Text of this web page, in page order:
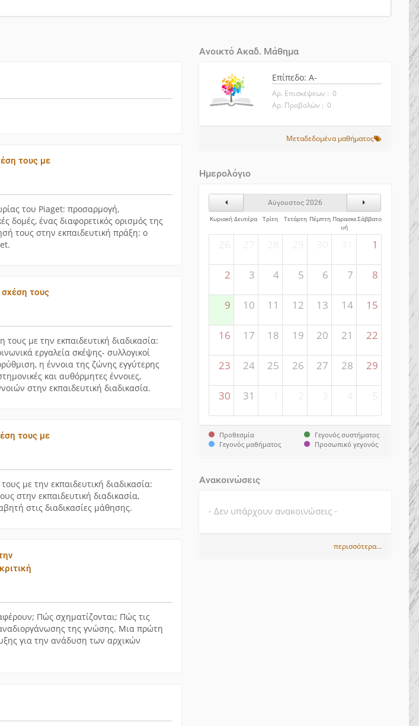
τους με
του Piaget: προσαρμογή,
ένας διαφορετικός ορισμός της
τους στην εκπαιδευτική πράξη: ο
σχέση τους
τους με την εκπαιδευτική διαδικασία:
εργαλεία σκέψης- συλλογικοί
η έννοια της ζώνης εγγύτερης
και αυθόρμητες έννοιες,
στην εκπαιδευτική διαδικασία.
τους με
με την εκπαιδευτική διαδικασία:
στην εκπαιδευτική διαδικασία,
στις διαδικασίες μάθησης.
Πώς σχηματίζονται; Πώς τις
της γνώσης. Μια πρώτη
για την ανάδυση των αρχικών
Ανοικτό Ακαδ. Μάθημα
Επίπεδο: A-
Αρ. Επισκέψεων : 0
Αρ. Προβολών : 0
Μεταδεδομένα μαθήματος
Ημερολόγιο
Προηγούμενος Μήνας
Αύγουστος 2026
Επόμενος Μήνας
Κυριακή Δευτέρα Τρίτη Τετάρτη Πέμπτη Παρασκε
υή
Σάββατο
26 1
2 3 4 5 6 7 8
9 10 11 12 13 14 15
16 17 18 19 20 21 22
23 24 25 26 27 28 29
30 31 5
Προθεσμία
Γεγονός μαθήματος
Γεγονός συστήματος
Προσωπικό γεγονός
Ανακοινώσεις
- Δεν υπάρχουν ανακοινώσεις -
περισσότερα…